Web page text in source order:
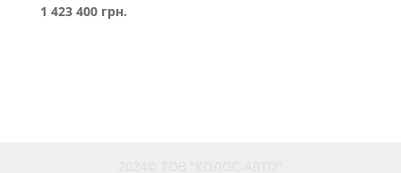
1 423 400 грн.Поточна